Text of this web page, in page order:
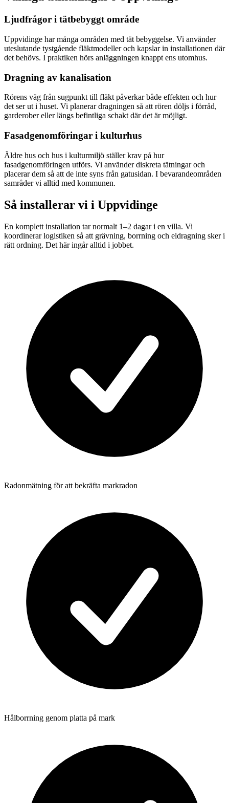
Ljudfrågor i tätbebyggt område
Uppvidinge har många områden med tät bebyggelse. Vi använder
uteslutande tystgående fläktmodeller och kapslar in installationen där
det behövs. I praktiken hörs anläggningen knappt ens utomhus.
Dragning av kanalisation
Rörens väg från sugpunkt till fläkt påverkar både effekten och hur
det ser ut i huset. Vi planerar dragningen så att rören döljs i förråd,
garderober eller längs befintliga schakt där det är möjligt.
Fasadgenomföringar i kulturhus
Äldre hus och hus i kulturmiljö ställer krav på hur
fasadgenomföringen utförs. Vi använder diskreta tätningar och
placerar dem så att de inte syns från gatusidan. I bevarandeområden
samråder vi alltid med kommunen.
Så installerar vi i Uppvidinge
En komplett installation tar normalt 1–2 dagar i en villa. Vi
koordinerar logistiken så att grävning, borrning och eldragning sker i
rätt ordning. Det här ingår alltid i jobbet.
Radonmätning för att bekräfta markradon
Hålborrning genom platta på mark